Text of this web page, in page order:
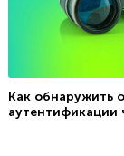
Как обнаружить
аутентификации